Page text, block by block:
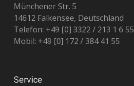
Münchener Str. 5
14612 Falkensee, Deutschland
Telefon: +49 [0] 3322 / 213 1 6 55
Mobil: +49 [0] 172 / 384 41 55
Service